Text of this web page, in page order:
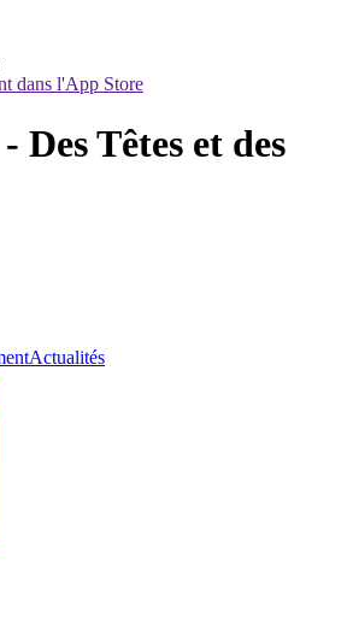
dans l'App Store
Des Têtes et des
Actualités